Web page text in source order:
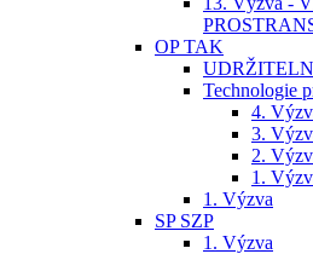
OP TAK
Technologie
4.
3.
2.
1.
1. Výzva
SP SZP
1. Výzva